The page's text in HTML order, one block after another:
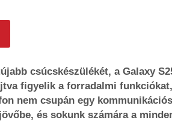
csúcskészülékét, a Galaxy
figyelik a forradalmi
nem csupán egy
és sokunk számára a